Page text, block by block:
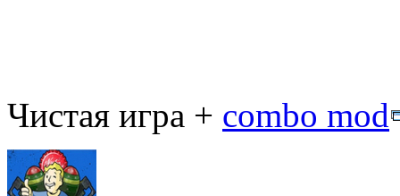
Чистая игра + combo mod